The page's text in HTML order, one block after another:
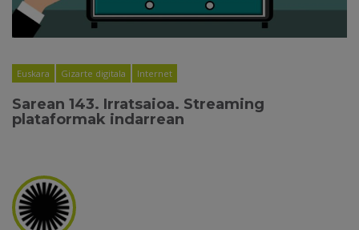
Euskara Gizarte digitala Internet
Sarean 143. Irratsaioa. Streaming
plataformak indarrean